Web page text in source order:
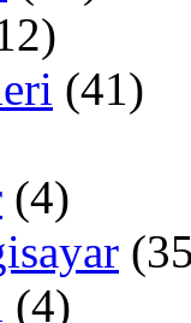
(41)
(4)
(4)